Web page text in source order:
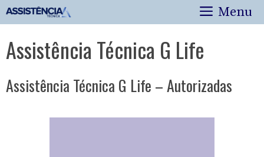
Pular
para
conteúdo
Menu
Assistência Técnica G Life
Assistência Técnica G Life – Autorizadas